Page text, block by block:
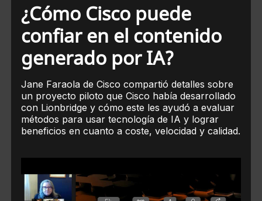
¿Cómo Cisco puede
confiar en el contenido
generado por IA?
Jane Faraola de Cisco compartió detalles sobre
un proyecto piloto que Cisco había desarrollado
con Lionbridge y cómo este les ayudó a evaluar
métodos para usar tecnología de IA y lograr
beneficios en cuanto a coste, velocidad y calidad.